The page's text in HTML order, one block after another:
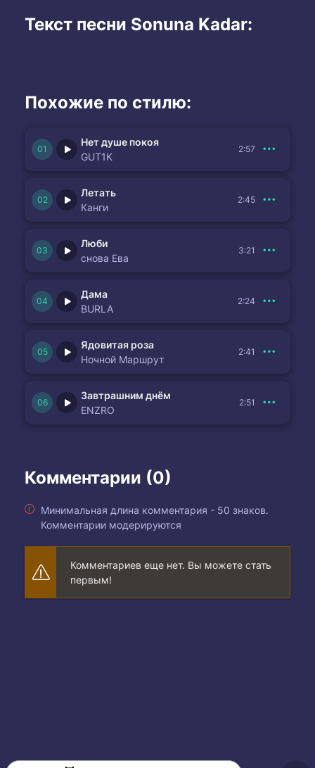
Текст песни Sonuna Kadar:
Похожие по стилю:
Нет душе покоя
GUT1K
2:57
Летать
Канги
2:45
Люби
снова Ева
3:21
Дама
BURLA
2:24
Ядовитая роза
Ночной Маршрут
2:41
Завтрашним днём
ENZRO
2:51
Комментарии (0)
Минимальная длина комментария - 50 знаков.
Комментарии модерируются
Комментариев еще нет. Вы можете стать
первым!